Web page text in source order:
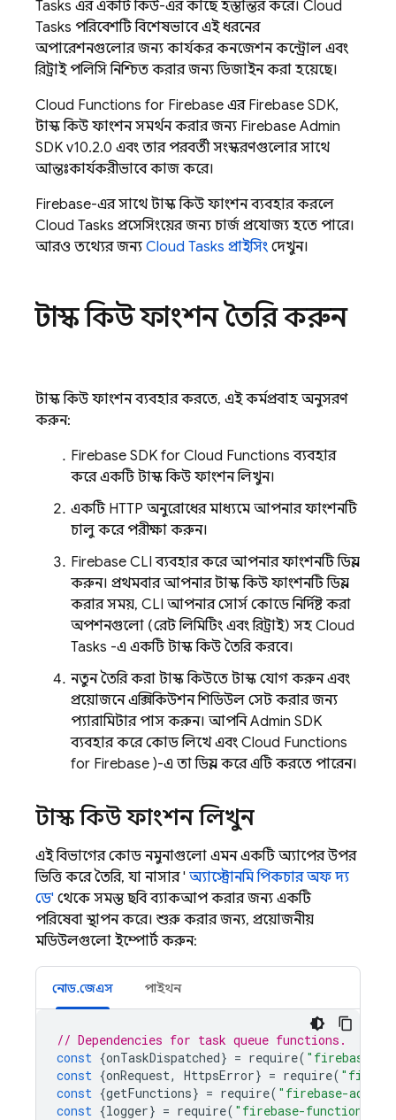
Tasks এর একটি কিউ-এর কাছে হস্তান্তর করে। Cloud
Tasks পরিবেশটি বিশেষভাবে এই ধরনের
অপারেশনগুলোর জন্য কার্যকর কনজেশন কন্ট্রোল এবং
রিট্রাই পলিসি নিশ্চিত করার জন্য ডিজাইন করা হয়েছে।
Cloud Functions for Firebase এর Firebase SDK,
টাস্ক কিউ ফাংশন সমর্থন করার জন্য Firebase Admin
SDK v10.2.0 এবং তার পরবর্তী সংস্করণগুলোর সাথে
আন্তঃকার্যকরীভাবে কাজ করে।
Firebase-এর সাথে টাস্ক কিউ ফাংশন ব্যবহার করলে
Cloud Tasks প্রসেসিংয়ের জন্য চার্জ প্রযোজ্য হতে পারে।
আরও তথ্যের জন্য Cloud Tasks প্রাইসিং দেখুন।
টাস্ক কিউ ফাংশন তৈরি করুন
টাস্ক কিউ ফাংশন ব্যবহার করতে, এই কর্মপ্রবাহ অনুসরণ
করুন:
Firebase SDK for Cloud Functions ব্যবহার
করে একটি টাস্ক কিউ ফাংশন লিখুন।
একটি HTTP অনুরোধের মাধ্যমে আপনার ফাংশনটি
চালু করে পরীক্ষা করুন।
Firebase CLI ব্যবহার করে আপনার ফাংশনটি ডিপ্লয়
করুন। প্রথমবার আপনার টাস্ক কিউ ফাংশনটি ডিপ্লয়
করার সময়, CLI আপনার সোর্স কোডে নির্দিষ্ট করা
অপশনগুলো (রেট লিমিটিং এবং রিট্রাই) সহ Cloud
Tasks -এ একটি টাস্ক কিউ তৈরি করবে।
নতুন তৈরি করা টাস্ক কিউতে টাস্ক যোগ করুন এবং
প্রয়োজনে এক্সিকিউশন শিডিউল সেট করার জন্য
প্যারামিটার পাস করুন। আপনিAdmin SDK
ব্যবহার করে কোড লিখে এবং Cloud Functions
for Firebase )-এ তা ডিপ্লয় করে এটি করতে পারেন।
টাস্ক কিউ ফাংশন লিখুন
এই বিভাগের কোড নমুনাগুলো এমন একটি অ্যাপের উপর
ভিত্তি করে তৈরি, যা নাসার ' অ্যাস্ট্রোনমি পিকচার অফ দ্য
ডে' থেকে সমস্ত ছবি ব্যাকআপ করার জন্য একটি
পরিষেবা স্থাপন করে। শুরু করার জন্য, প্রয়োজনীয়
মডিউলগুলো ইম্পোর্ট করুন:
নোড.জেএস পাইথন
// Dependencies for task queue functions.
const {onTaskDispatched} = require( "firebase-
const {onRequest, HttpsError} = require(
const {getFunctions} = require( "firebase-
const {logger} = require( "firebase-functions"